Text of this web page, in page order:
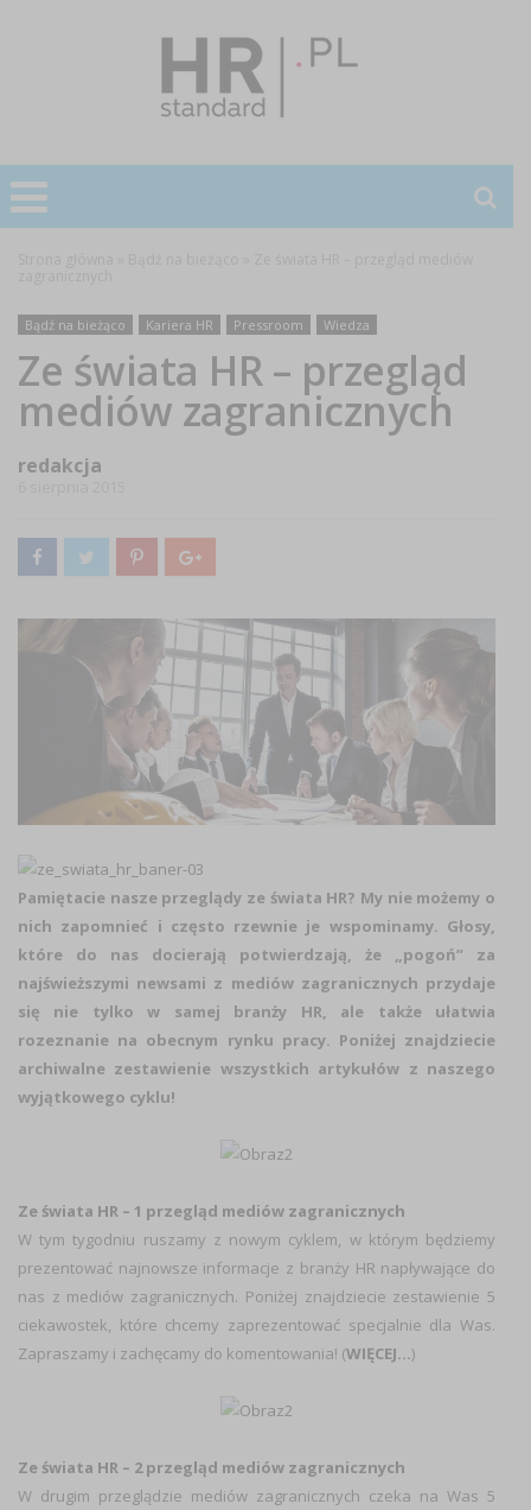
Bądź na bieżąco Kariera HR Pressroom Wiedza
Ze świata HR – przegląd
mediów zagranicznych
redakcja
Pamiętacie nasze przeglądy ze świata HR? My nie możemy o
nich zapomnieć i często rzewnie je wspominamy. Głosy,
które do nas docierają potwierdzają, że „pogoń” za
najświeższymi newsami z mediów zagranicznych przydaje
się nie tylko w samej branży HR, ale także ułatwia
rozeznanie na obecnym rynku pracy. Poniżej znajdziecie
archiwalne zestawienie wszystkich artykułów z naszego
wyjątkowego cyklu!
Ze świata HR – 1 przegląd mediów zagranicznych
W tym tygodniu ruszamy z nowym cyklem, w którym będziemy
prezentować najnowsze informacje z branży HR napływające do
nas z mediów zagranicznych. Poniżej znajdziecie zestawienie 5
ciekawostek, które chcemy zaprezentować specjalnie dla Was.
Zapraszamy i zachęcamy do komentowania! (WIĘCEJ…)
Ze świata HR – 2 przegląd mediów zagranicznych
W drugim przeglądzie mediów zagranicznych czeka na Was 5